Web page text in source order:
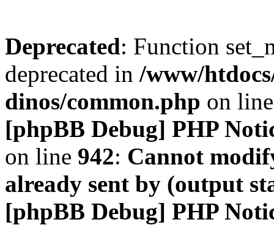
Deprecated: Function
deprecated in /www/
dinos/common.php on
[phpBB Debug] PHP
on line 942: Cannot
already sent by (output
[phpBB Debug] PHP